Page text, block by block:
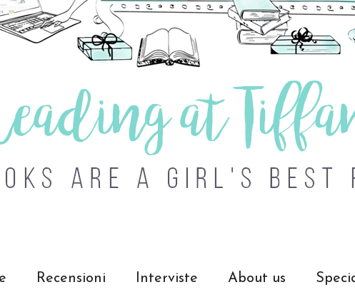
Recensioni Interviste About us